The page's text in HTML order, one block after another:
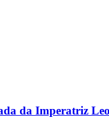
da Imperatriz